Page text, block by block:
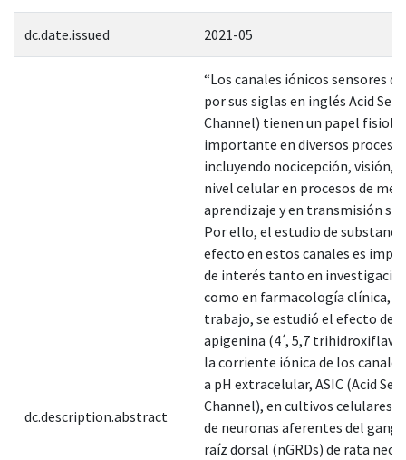
dc.date.issued 2021-05
dc.description.abstract
“Los canales iónicos sensores
por sus siglas en inglés Acid
Channel) tienen un papel
importante en diversos
incluyendo nocicepción, visión,
nivel celular en procesos de
aprendizaje y en transmisión
Por ello, el estudio de
efecto en estos canales es
de interés tanto en
como en farmacología clínica,
trabajo, se estudió el efecto del
apigenina (4 ́, 5,7
la corriente iónica de los
a pH extracelular, ASIC (Acid
Channel), en cultivos celulares
de neuronas aferentes del
raíz dorsal (nGRDs) de rata